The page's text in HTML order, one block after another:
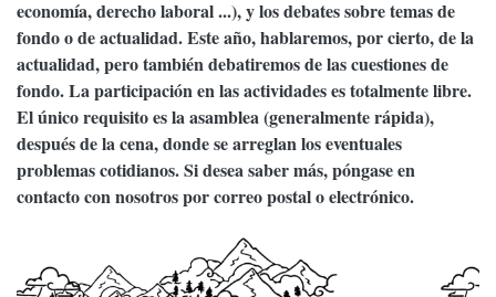
economía, derecho laboral ...), y los debates sobre temas de
fondo o de actualidad. Este año, hablaremos, por cierto, de la
actualidad, pero también debatiremos de las cuestiones de
fondo. La participación en las actividades es totalmente libre.
El único requisito es la asamblea (generalmente rápida),
después de la cena, donde se arreglan los eventuales
problemas cotidianos. Si desea saber más, póngase en
contacto con nosotros por correo postal o electrónico.